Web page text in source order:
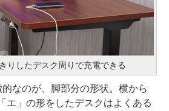
りしたデスク周りで充電できる
なのが、脚部分の形状。横から
エ」の形をしたデスクはよくある